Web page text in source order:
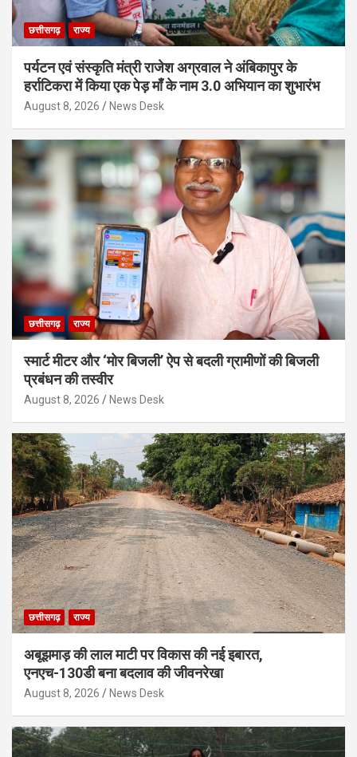
छत्तीसगढ़ राज्य
पर्यटन एवं संस्कृति मंत्री राजेश अग्रवाल ने अंबिकापुर के
हर्राटिकरा में किया एक पेड़ माँ के नाम 3.0 अभियान का शुभारंभ
August 8, 2026 News Desk
छत्तीसगढ़ राज्य
स्मार्ट मीटर और ‘मोर बिजली’ ऐप से बदली ग्रामीणों की बिजली
प्रबंधन की तस्वीर
August 8, 2026 News Desk
छत्तीसगढ़ राज्य
अबूझमाड़ की लाल माटी पर विकास की नई इबारत,
एनएच-130डी बना बदलाव की जीवनरेखा
August 8, 2026 News Desk